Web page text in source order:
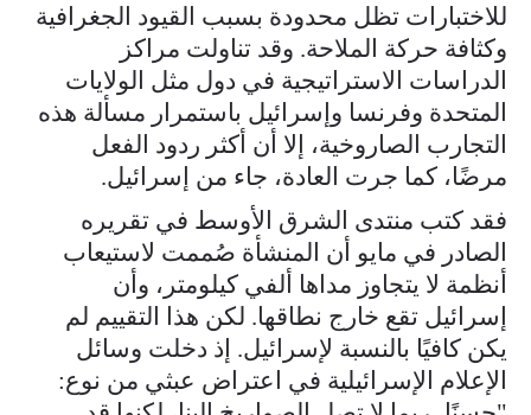
للاختبارات تظل محدودة بسبب القيود الجغرافية
وكثافة حركة الملاحة. وقد تناولت مراكز
الدراسات الاستراتيجية في دول مثل الولايات
المتحدة وفرنسا وإسرائيل باستمرار مسألة هذه
التجارب الصاروخية، إلا أن أكثر ردود الفعل
مرضًا، كما جرت العادة، جاء من إسرائيل.
فقد كتب منتدى الشرق الأوسط في تقريره
الصادر في مايو أن المنشأة صُممت لاستيعاب
أنظمة لا يتجاوز مداها ألفي كيلومتر، وأن
إسرائيل تقع خارج نطاقها. لكن هذا التقييم لم
يكن كافيًا بالنسبة لإسرائيل. إذ دخلت وسائل
الإعلام الإسرائيلية في اعتراض عبثي من نوع: